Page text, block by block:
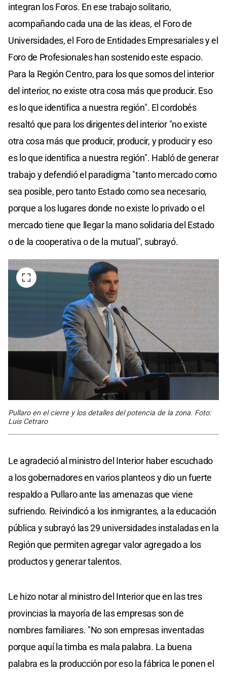
integran los Foros. En ese trabajo solitario,
acompañando cada una de las ideas, el Foro de
Universidades, el Foro de Entidades Empresariales y el
Foro de Profesionales han sostenido este espacio.
Para la Región Centro, para los que somos del interior
del interior, no existe otra cosa más que producir. Eso
es lo que identifica a nuestra región". El cordobés
resaltó que para los dirigentes del interior "no existe
otra cosa más que producir, producir, y producir y eso
es lo que identifica a nuestra región". Habló de generar
trabajo y defendió el paradigma "tanto mercado como
sea posible, pero tanto Estado como sea necesario,
porque a los lugares donde no existe lo privado o el
mercado tiene que llegar la mano solidaria del Estado
o de la cooperativa o de la mutual", subrayó.
Pullaro en el cierre y los detalles del potencia de la zona. Foto:
Luis Cetraro
Le agradeció al ministro del Interior haber escuchado
a los gobernadores en varios planteos y dio un fuerte
respaldo a Pullaro ante las amenazas que viene
sufriendo. Reivindicó a los inmigrantes, a la educación
pública y subrayó las 29 universidades instaladas en la
Región que permiten agregar valor agregado a los
productos y generar talentos.
Le hizo notar al ministro del Interior que en las tres
provincias la mayoría de las empresas son de
nombres familiares. "No son empresas inventadas
porque aquí la timba es mala palabra. La buena
palabra es la producción por eso la fábrica le ponen el